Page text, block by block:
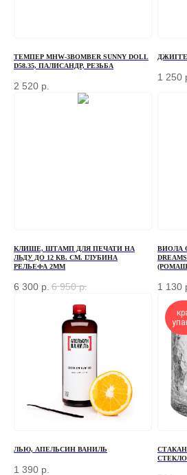
ТЕМПЕР MHW-3BOMBER SUNNY DOLL
D58.35, ПАЛИСАНДР, РЕЗЬБА
2 520 р.
1 250
КЛИШЕ, ШТАМП ДЛЯ ПЕЧАТИ НА
ЛЬДУ ДО 12 КВ. СМ. ГЛУБИНА
РЕЛЬЕФА 2ММ
6 300 р. 6 950 р.
ВИОЛА
1 130
ЛЬЮ, АПЕЛЬСИН ВАНИЛЬ
1 390 р.
СТЕКЛО
конфиденциальности и обработки персональных данных
ОТПРАВИТЬ
ЗАКАЗАТЬ ЗВОНОК
+7 (966) 077-55-50
Г. МОСКВА, ДЕРБЕНЕВСКАЯ
ПЕРЕД ПОСЕЩЕНИЕМ ОФИСА, ПОЖАЛУЙСТА,